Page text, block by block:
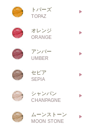
トパーズ
TOPAZ
オレンジ
ORANGE
アンバー
UMBER
セピア
SEPIA
シャンパン
CHANPAGNE
ムーンストーン
MOON STONE